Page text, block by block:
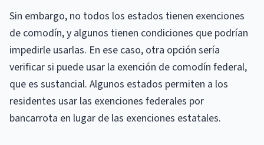
Sin embargo, no todos los estados tienen exenciones
de comodín, y algunos tienen condiciones que podrían
impedirle usarlas. En ese caso, otra opción sería
verificar si puede usar la exención de comodín federal,
que es sustancial. Algunos estados permiten a los
residentes usar las exenciones federales por
bancarrota en lugar de las exenciones estatales.